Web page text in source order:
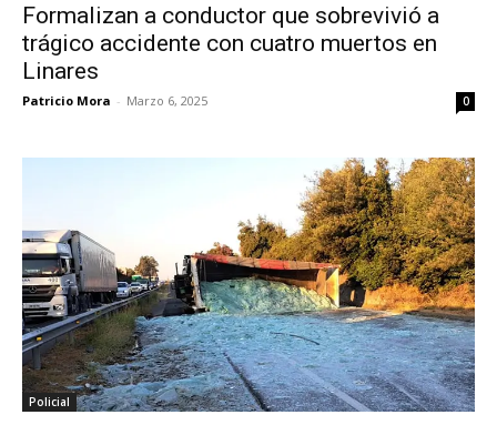
Formalizan a conductor que sobrevivió a
trágico accidente con cuatro muertos en
Linares
Patricio Mora - Marzo 6, 2025 0
Policial